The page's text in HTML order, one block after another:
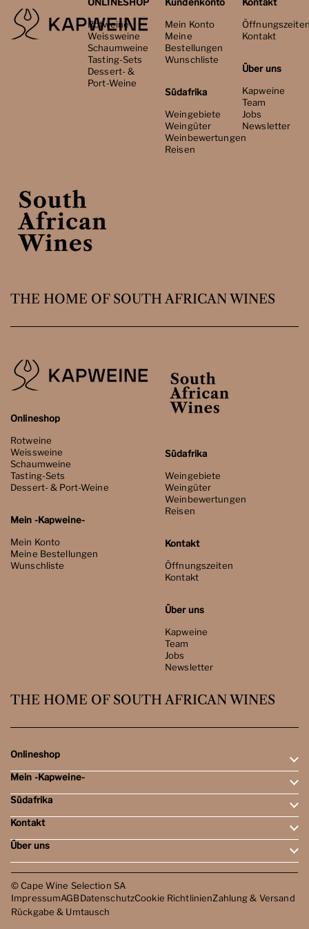
Rotweine
Weissweine
Schaumweine
Tasting-Sets
Dessert- &
Port-Weine
Mein Konto
Meine
Bestellungen
Wunschliste
Südafrika
Weingebiete
Weingüter
Weinbewertungen
Reisen
Kontakt
Über uns
Kapweine
Team
Jobs
Newsletter
THE HOME OF SOUTH AFRICAN WINES
Onlineshop
Rotweine
Weissweine
Schaumweine
Tasting-Sets
Dessert- & Port-Weine
Mein -Kapweine-
Mein Konto
Meine Bestellungen
Wunschliste
Südafrika
Weingebiete
Weingüter
Weinbewertungen
Reisen
Kontakt
Öffnungszeiten
Kontakt
Über uns
Kapweine
Team
Jobs
Newsletter
THE HOME OF SOUTH AFRICAN WINES
Onlineshop
Rotweine
Weissweine
Schaumweine
Tasting-Sets
Dessert- & Port-Weine
Mein -Kapweine-
Mein Konto
Meine Bestellungen
Wunschliste
Südafrika
Weingebiete
Weingüter
Weinbewertungen
Reisen
Kontakt
Öffnungszeiten
Kontakt
Über uns
Kapweine
Team
Jobs
Newsletter
© Cape Wine Selection SA
ImpressumAGBDatenschutzCookie RichtlinienZahlung & Versand
Rückgabe & Umtausch